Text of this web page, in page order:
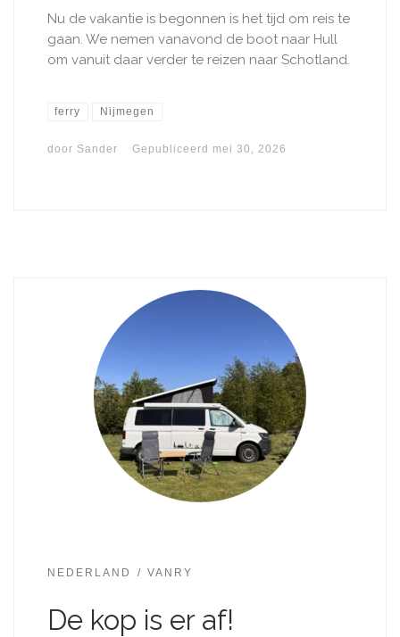
Nu de vakantie is begonnen is het tijd om reis te
gaan. We nemen vanavond de boot naar Hull
om vanuit daar verder te reizen naar Schotland.
ferry Nijmegen
door Sander Gepubliceerd mei 30, 2026
NEDERLAND VANRY
De kop is er af!